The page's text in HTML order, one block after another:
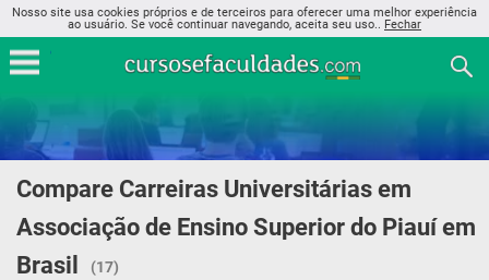
Nosso site usa cookies próprios e de terceiros para oferecer uma melhor experiência
ao usuário. Se você continuar navegando, aceita seu uso.. Fechar
Compare Carreiras Universitárias em
Associação de Ensino Superior do Piauí em
Brasil
(17)